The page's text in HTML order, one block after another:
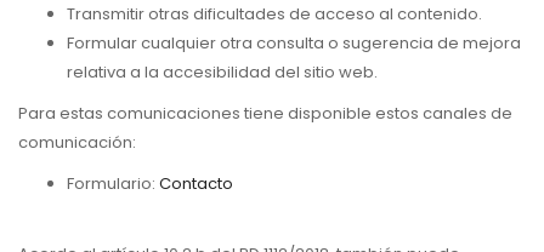
Transmitir otras dificultades de acceso al contenido.
Formular cualquier otra consulta o sugerencia de mejora
relativa a la accesibilidad del sitio web.
Para estas comunicaciones tiene disponible estos canales de
comunicación:
Formulario: Contacto